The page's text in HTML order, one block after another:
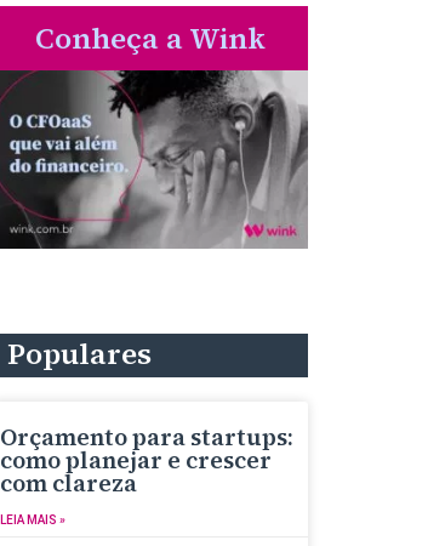
Conheça a Wink
Populares
Orçamento para startups:
como planejar e crescer
com clareza
LEIA MAIS »